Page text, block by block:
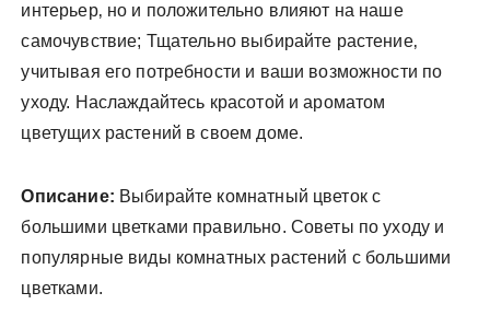
интерьер‚ но и положительно влияют на наше
самочувствие; Тщательно выбирайте растение‚
учитывая его потребности и ваши возможности по
уходу. Наслаждайтесь красотой и ароматом
цветущих растений в своем доме.
Описание: Выбирайте комнатный цветок с
большими цветками правильно. Советы по уходу и
популярные виды комнатных растений с большими
цветками.